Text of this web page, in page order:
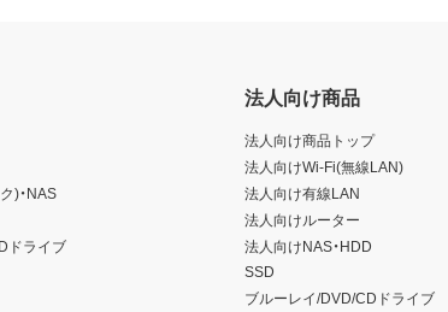
)・NAS
ドライブ
法人向け商品
法人向け商品トップ
法人向けWi-Fi(無線LAN)
法人向け有線LAN
法人向けルーター
法人向けNAS・HDD
SSD
ブルーレイ/DVD/CDドライブ